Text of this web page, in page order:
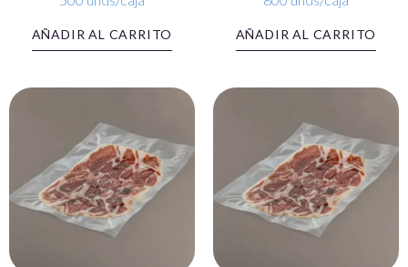
AÑADIR AL CARRITO AÑADIR AL CARRITO